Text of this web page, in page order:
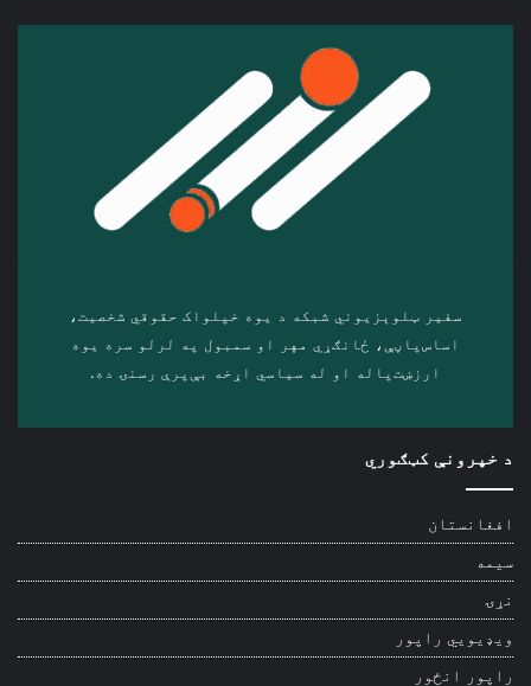
سفیر ټلوېزیوني شبکه د‎ یوه خپلواک حقوقي شخصیت،
اساس‌پاڼې، ځانګړي مهر او سمبول په لرلو سره ‎یوه
ارزښت‌پاله او ‎له سیاسي اړخه بې‌پرې رسنۍ ده.
د خپرونې کټګوري
افغانستان
سیمه
نړۍ
ویډیويي راپور
راپور انځور